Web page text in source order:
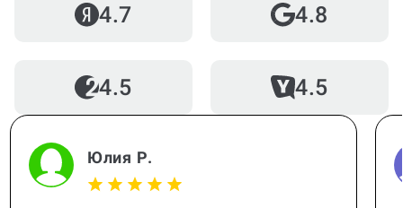
4.7 4.8
4.5 4.5
Юлия Р.